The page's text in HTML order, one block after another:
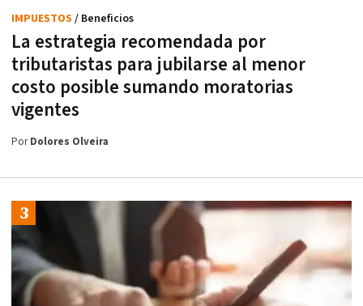
La estrategia recomendada por
tributaristas para jubilarse al menor
costo posible sumando moratorias
vigentes
IMPUESTOS / Beneficios
PorDolores Olveira